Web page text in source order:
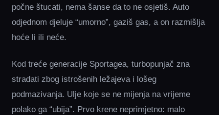
počne štucati, nema šanse da to ne osjetiš. Auto
odjednom djeluje “umorno”, gaziš gas, a on razmišlja
hoće li ili neće.
Kod treće generacije Sportagea, turbopunjač zna
stradati zbog istrošenih ležajeva i lošeg
podmazivanja. Ulje koje se ne mijenja na vrijeme
polako ga “ubija”. Prvo krene neprimjetno: malo